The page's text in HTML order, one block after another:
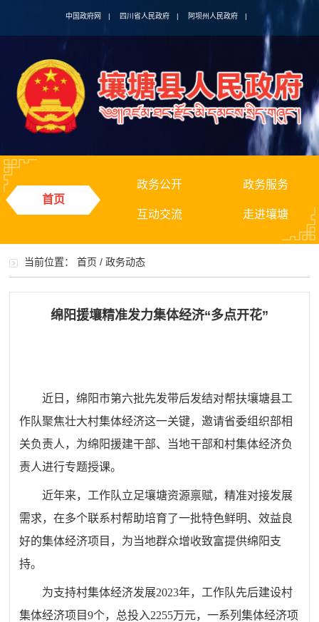
中国政府网 | 四川省人民政府 | 阿坝州人民政府 |
首页
政务公开 政务服务
互动交流 走进壤塘
当前位置：首页 /政务动态
绵阳援壤精准发力集体经济“多点开花”
近日，绵阳市第六批先发带后发结对帮扶壤塘县工
作队聚焦壮大村集体经济这一关键，邀请省委组织部相
关负责人，为绵阳援建干部、当地干部和村集体经济负
责人进行专题授课。
近年来，工作队立足壤塘资源禀赋，精准对接发展
需求，在多个联系村帮助培育了一批特色鲜明、效益良
好的集体经济项目，为当地群众增收致富提供绵阳支
持。
为支持村集体经济发展2023年，工作队先后建设村
集体经济项目9个，总投入2255万元，一系列集体经济项